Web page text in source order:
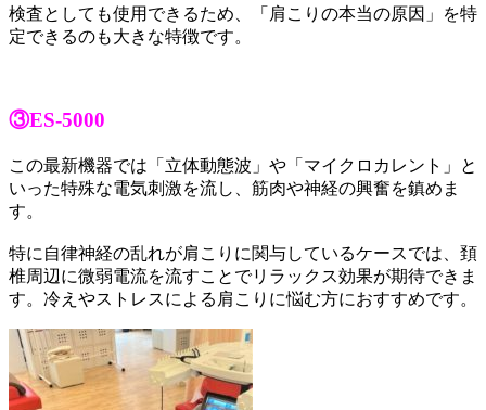
検査としても使用できるため、「肩こりの本当の原因」を特
定できるのも大きな特徴です。
③ES-5000
この最新機器では「立体動態波」や「マイクロカレント」と
いった特殊な電気刺激を流し、筋肉や神経の興奮を鎮めま
す。
特に自律神経の乱れが肩こりに関与しているケースでは、頚
椎周辺に微弱電流を流すことでリラックス効果が期待できま
す。冷えやストレスによる肩こりに悩む方におすすめです。